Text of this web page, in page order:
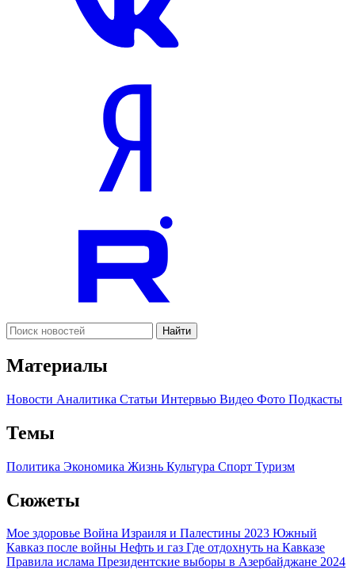
Найти
Материалы
Новости Аналитика Статьи Интервью Видео Фото Подкасты
Темы
Политика Экономика Жизнь Культура Спорт Туризм
Сюжеты
Мое здоровье Война Израиля и Палестины 2023 Южный
Кавказ после войны Нефть и газ Где отдохнуть на Кавказе
Правила ислама Президентские выборы в Азербайджане 2024